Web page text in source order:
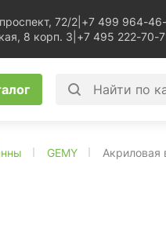
72/2 +7 499 964-
8 корп. 3 +7 495 222-70-
GEMY Акриловая